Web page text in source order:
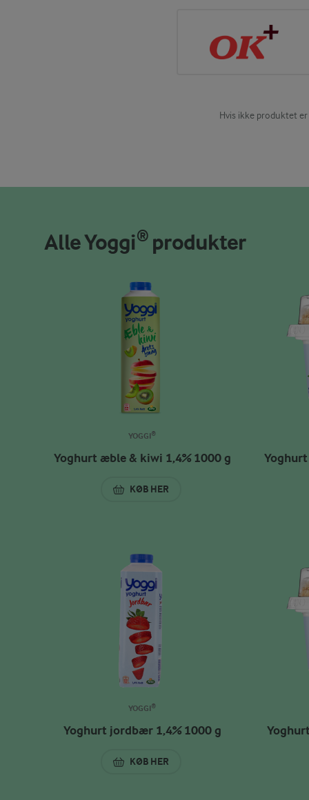
Hvis ikke produktet
Alle Yoggi® produkter
YOGGI®
Yoghurt æble & kiwi 1,4% 1000 g
KØB HER
YOGHURT ÆBLE & KIWI 1,4% 1000 G
YOGGI®
Yoghurt jordbær 1,4% 1000 g
KØB HER
YOGHURT JORDBÆR 1,4% 1000 G